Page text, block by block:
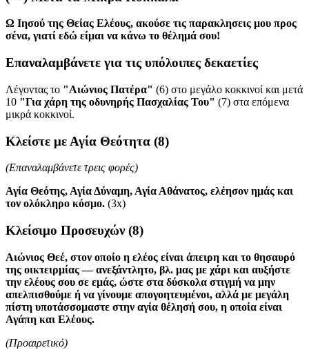
Ω Ιησού της Θείας Ελέους, ακούσε τις παρακλησεις μου προς
σένα, γιατί εδώ είμαι να κάνω το θέλημά σου!
Επαναλαμβάνετε για τις υπόλοιπες δεκαετίες
Λέγοντας το "Αιώνιος Πατέρα" (6) στο μεγάλο κοκκινοί και μετά
10 "Για χάρη της οδυνηρής Πασχαλίας Του" (7) στα επόμενα
μικρά κοκκινοί.
Κλείστε με Αγία Θεότητα (8)
(Επαναλαμβάνετε τρεις φορές)
Αγία Θεότης, Αγία Δύναμη, Αγία Αθάνατος, ελέησον ημάς και
τον ολόκληρο κόσμο. (3x)
Κλείσιμο Προσευχών(8)
Aιώνιος Θεέ, στον οποίο η ελέος είναι άπειρη και το θησαυρό
της οικτειρμίας — ανεξάντλητο, βλ. μας με χάρι και αυξήστε
την ελέους σου σε εμάς, ώστε στα δύσκολα στιγμή να μην
απελπισθούμε ή να γίνουμε απογοητευμένοι, αλλά με μεγάλη
πίστη υποτάσσομαστε στην αγία θέλησή σου, η οποία είναι
Αγάπη και Ελέους.
(Προαιρετικό)